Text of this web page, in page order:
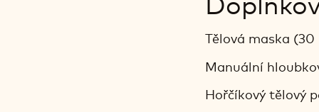
Tělová maska
Manuální
Hořčíkový tělový